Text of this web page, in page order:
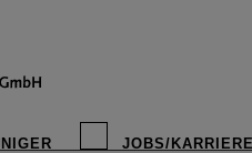
JOBS/KARRIERE